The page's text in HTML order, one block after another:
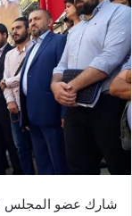
شارك عضو المجلس